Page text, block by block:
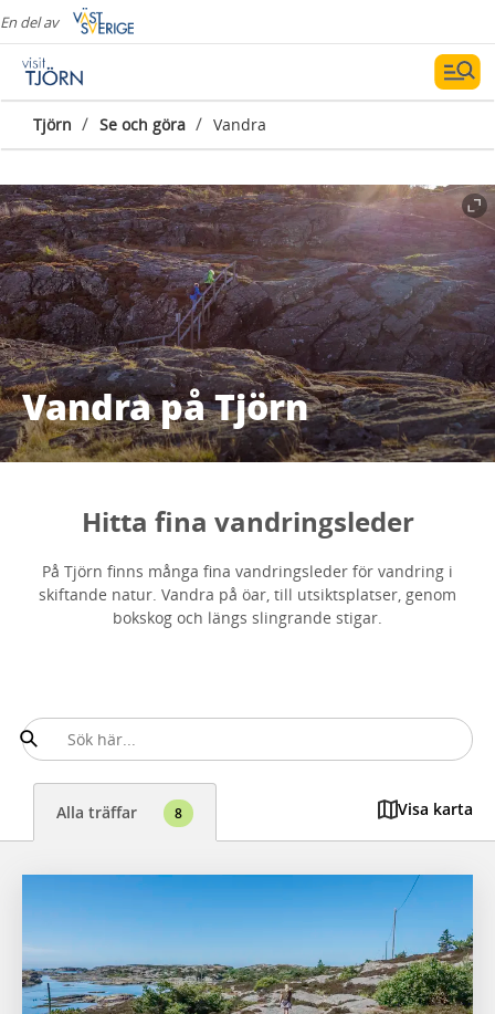
En del av
Tjörn / Se och göra / Vandra
Vandra på Tjörn
Hitta fina vandringsleder
På Tjörn finns många fina vandringsleder för vandring i
skiftande natur. Vandra på öar, till utsiktsplatser, genom
bokskog och längs slingrande stigar.
Alla träffar 8 Visa karta